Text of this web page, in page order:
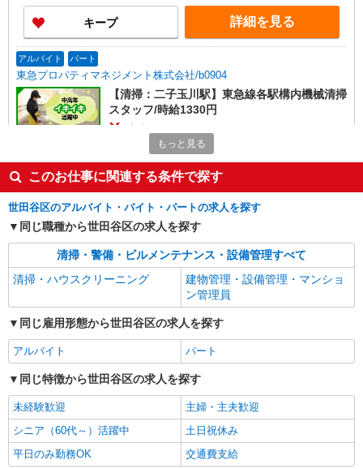
キープ 詳細を見る
アルバイト パート
東急プロパティマネジメント株式会社/b0904
【清掃：二子玉川駅】東急線各駅構内機械清掃
スタッフ/時給1330円
東京都世田谷区玉川
キープ
アルバイト パート
【清掃：二子玉川駅】東急系ショッピングモー
ルの清掃/Wワーク歓迎！
時給1,300円 通勤交通費全額支給
アルバイト パート
東急プロパティマネジメント株式会社/b0703
オフィスビル清掃スタッフ
時給1,300円 賞与あり（規定による）
東京都世田谷区用賀
もっと見る
このお仕事に関連する条件で探す
世田谷区のアルバイト・バイト・パートの求人を探す
同じ職種から世田谷区の求人を探す
清掃・警備・ビルメンテナンス・設備管理すべて
清掃・ハウスクリーニング
建物管理・設備管理・マンショ
ン管理員
同じ雇用形態から世田谷区の求人を探す
アルバイト パート
同じ特徴から世田谷区の求人を探す
未経験歓迎
主婦・主夫歓迎
シニア（60代～）活躍中
土日祝休み
平日のみ勤務OK
交通費支給